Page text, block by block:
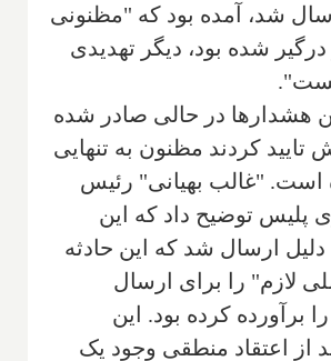
شد، آمده بود که "مظنونی
شده بود، دیگر تهدیدی
هشدارها در حالی صادر شده
کردند مظنون به تنهایی
"غالب بهیانی" رئیس
پلیس توضیح داد که این
ارسال شد که این حادثه
لازم" را برای ارسال
برآورده کرده بود. این
از اعتقاد منطقی وجود یک